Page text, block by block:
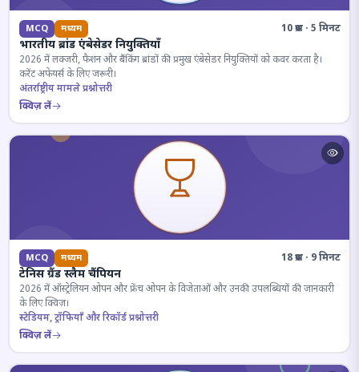
MCQ मध्यम 10 प्रश्न · 5 मिनट
भारतीय ब्रांड एंबेसेडर नियुक्तियाँ
2026 में लक्जरी, फैशन और बैंकिंग ब्रांडों की प्रमुख एंबेसेडर नियुक्तियों को कवर करता है।
करेंट अफेयर्स के लिए जरूरी।
अंतर्राष्ट्रीय मामले प्रश्नोत्तरी
क्विज़ लें
MCQ मध्यम 18 प्रश्न · 9 मिनट
टेनिस ग्रैंड स्लैम चैंपियन
2026 में ऑस्ट्रेलियन ओपन और फ्रेंच ओपन के विजेताओं और उनकी उपलब्धियों की जानकारी
के लिए क्विज़।
स्टेडियम, ट्रॉफियाँ और रिकॉर्ड प्रश्नोत्तरी
क्विज़ लें